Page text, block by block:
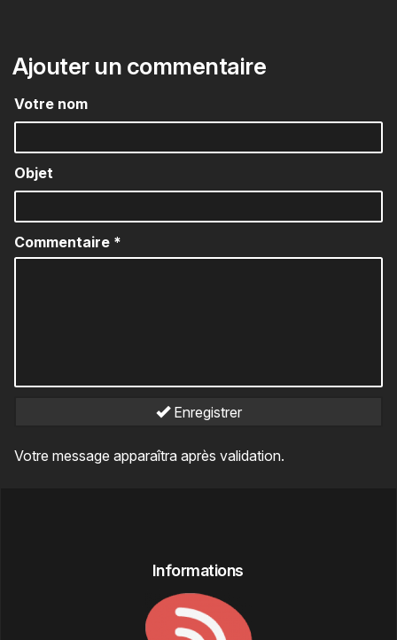
Ajouter un commentaire
Votre nom
Objet
Commentaire *
Enregistrer
Votre message apparaîtra après validation.
Informations